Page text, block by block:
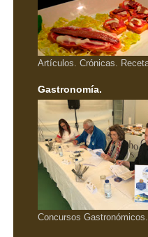
Artículos. Crónicas.
Gastronomía.
Concursos